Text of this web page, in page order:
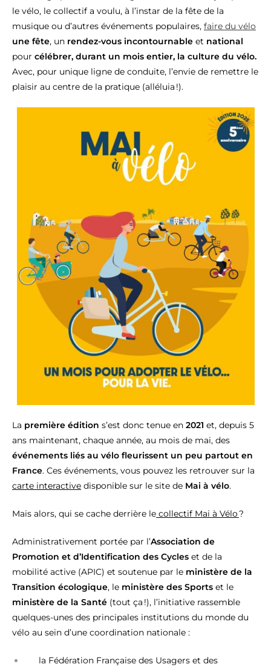
le vélo, le collectif a voulu, à l’instar de la fête de la
musique ou d’autres événements populaires, faire du vélo
une fête, un rendez-vous incontournable et national
pour célébrer, durant un mois entier, la culture du vélo.
Avec, pour unique ligne de conduite, l’envie de remettre le
plaisir au centre de la pratique (alléluia !).
La première édition s’est donc tenue en 2021 et, depuis 5
ans maintenant, chaque année, au mois de mai, des
événements liés au vélo fleurissent un peu partout en
France. Ces événements, vous pouvez les retrouver sur la
carte interactive disponible sur le site de Mai à vélo.
Mais alors, qui se cache derrière le collectif Mai à Vélo?
Administrativement portée par l’Association de
Promotion et d’Identification des Cycles et de la
mobilité active (APIC) et soutenue par le ministère de la
Transition écologique, le ministère des Sports et le
ministère de la Santé (tout ça !), l’initiative rassemble
quelques-unes des principales institutions du monde du
vélo au sein d’une coordination nationale :
la Fédération Française des Usagers et des